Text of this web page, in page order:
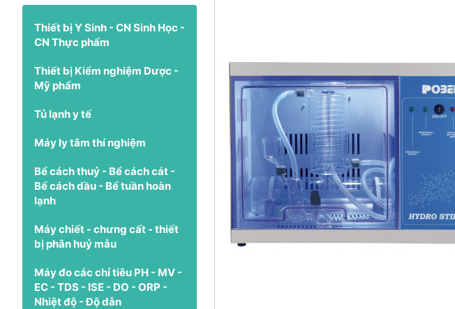
Thiết bị Y Sinh - CN Sinh Học -
CN Thực phẩm
Thiết bị Kiểm nghiệm Dược -
Mỹ phẩm
Tủ lạnh y tế
Máy ly tâm thí nghiệm
Bể cách thuỷ - Bể cách cát -
Bể cách dầu - Bể tuần hoàn
lạnh
Máy chiết - chưng cất - thiết
bị phân huỷ mẫu
Máy đo các chỉ tiêu PH - MV -
EC - TDS - ISE - DO - ORP -
Nhiệt độ - Độ dẫn